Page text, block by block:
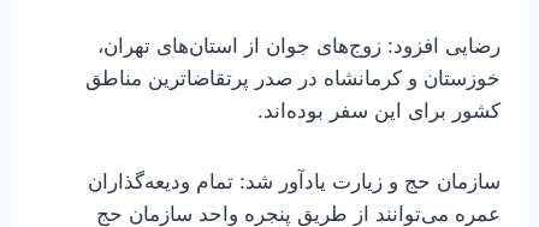
رضایی افزود: زوج‌های جوان از استان‌های تهران،
خوزستان و کرمانشاه در صدر پرتقاضاترین مناطق
کشور برای این سفر بوده‌اند.
سازمان حج و زیارت یادآور شد: تمام ودیعه‌گذاران
عمره می‌توانند از طریق پنجره واحد سازمان حج